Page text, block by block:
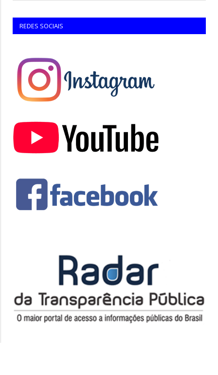
REDES SOCIAIS